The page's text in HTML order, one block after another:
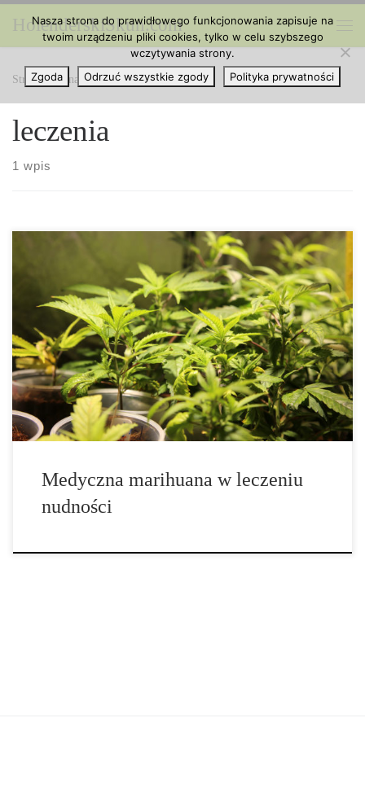
Przejdź do treści
HolenderskiSkun.com
Strona główna » leczenia
leczenia
1 wpis
Nudności, stany zapalne i ból to trzy najważniejsze objawy, o
których wiadomo, że ulegają złagodzeniu dzięki zastosowaniu
marihuany. Medyczna marihuana była wczesnym odkryciem w
leczeniu, ale jej niekorzystne skutki uboczne i rekreacyjne
użytkowanie skutecznie ograniczyły ilość badań naukowych
przeprowadzonych mających na celu sprawdzenie jej dokładnej
skuteczności. Co to jest medyczna marihuana? Medyczna
marihuana to termin używany do opisania zastosowania naturalnej
[…]
Medyczna marihuana w leczeniu
nudności
Nasza strona do prawidłowego funkcjonowania zapisuje na
twoim urządzeniu pliki cookies, tylko w celu szybszego
wczytywania strony.
Zgoda
Odrzuć wszystkie zgody Polityka prywatności